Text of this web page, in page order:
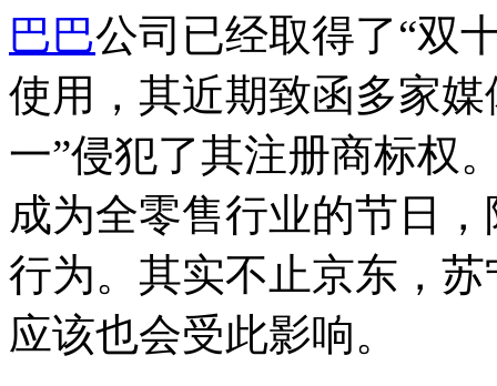
巴巴公司已经取得了“双
使用，其近期致函多家
一”侵犯了其注册商标权
成为全零售行业的节日
行为。其实不止京东，
应该也会受此影响。